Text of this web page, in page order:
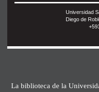
Universidad
Diego de
La biblioteca de la